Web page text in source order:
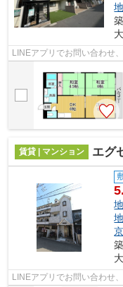
LINEアプリでお問い合わせ
賃貸 | マンション エグ
LINEアプリでお問い合わせ